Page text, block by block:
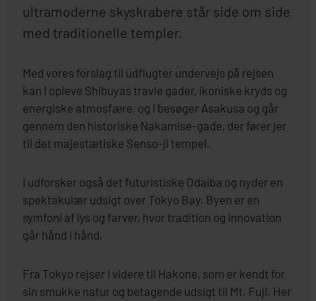
ultramoderne skyskrabere står side om side
med traditionelle templer.
Med vores forslag til udflugter undervejs på rejsen
kan I opleve Shibuyas travle gader, ikoniske kryds og
energiske atmosfære, og I besøger Asakusa og går
gennem den historiske Nakamise-gade, der fører jer
til det majestætiske Senso-ji tempel.
I udforsker også det futuristiske Odaiba og nyder en
spektakulær udsigt over Tokyo Bay. Byen er en
symfoni af lys og farver, hvor tradition og innovation
går hånd i hånd.
Fra Tokyo rejser I videre til Hakone, som er kendt for
sin smukke natur og betagende udsigt til Mt. Fuji. Her